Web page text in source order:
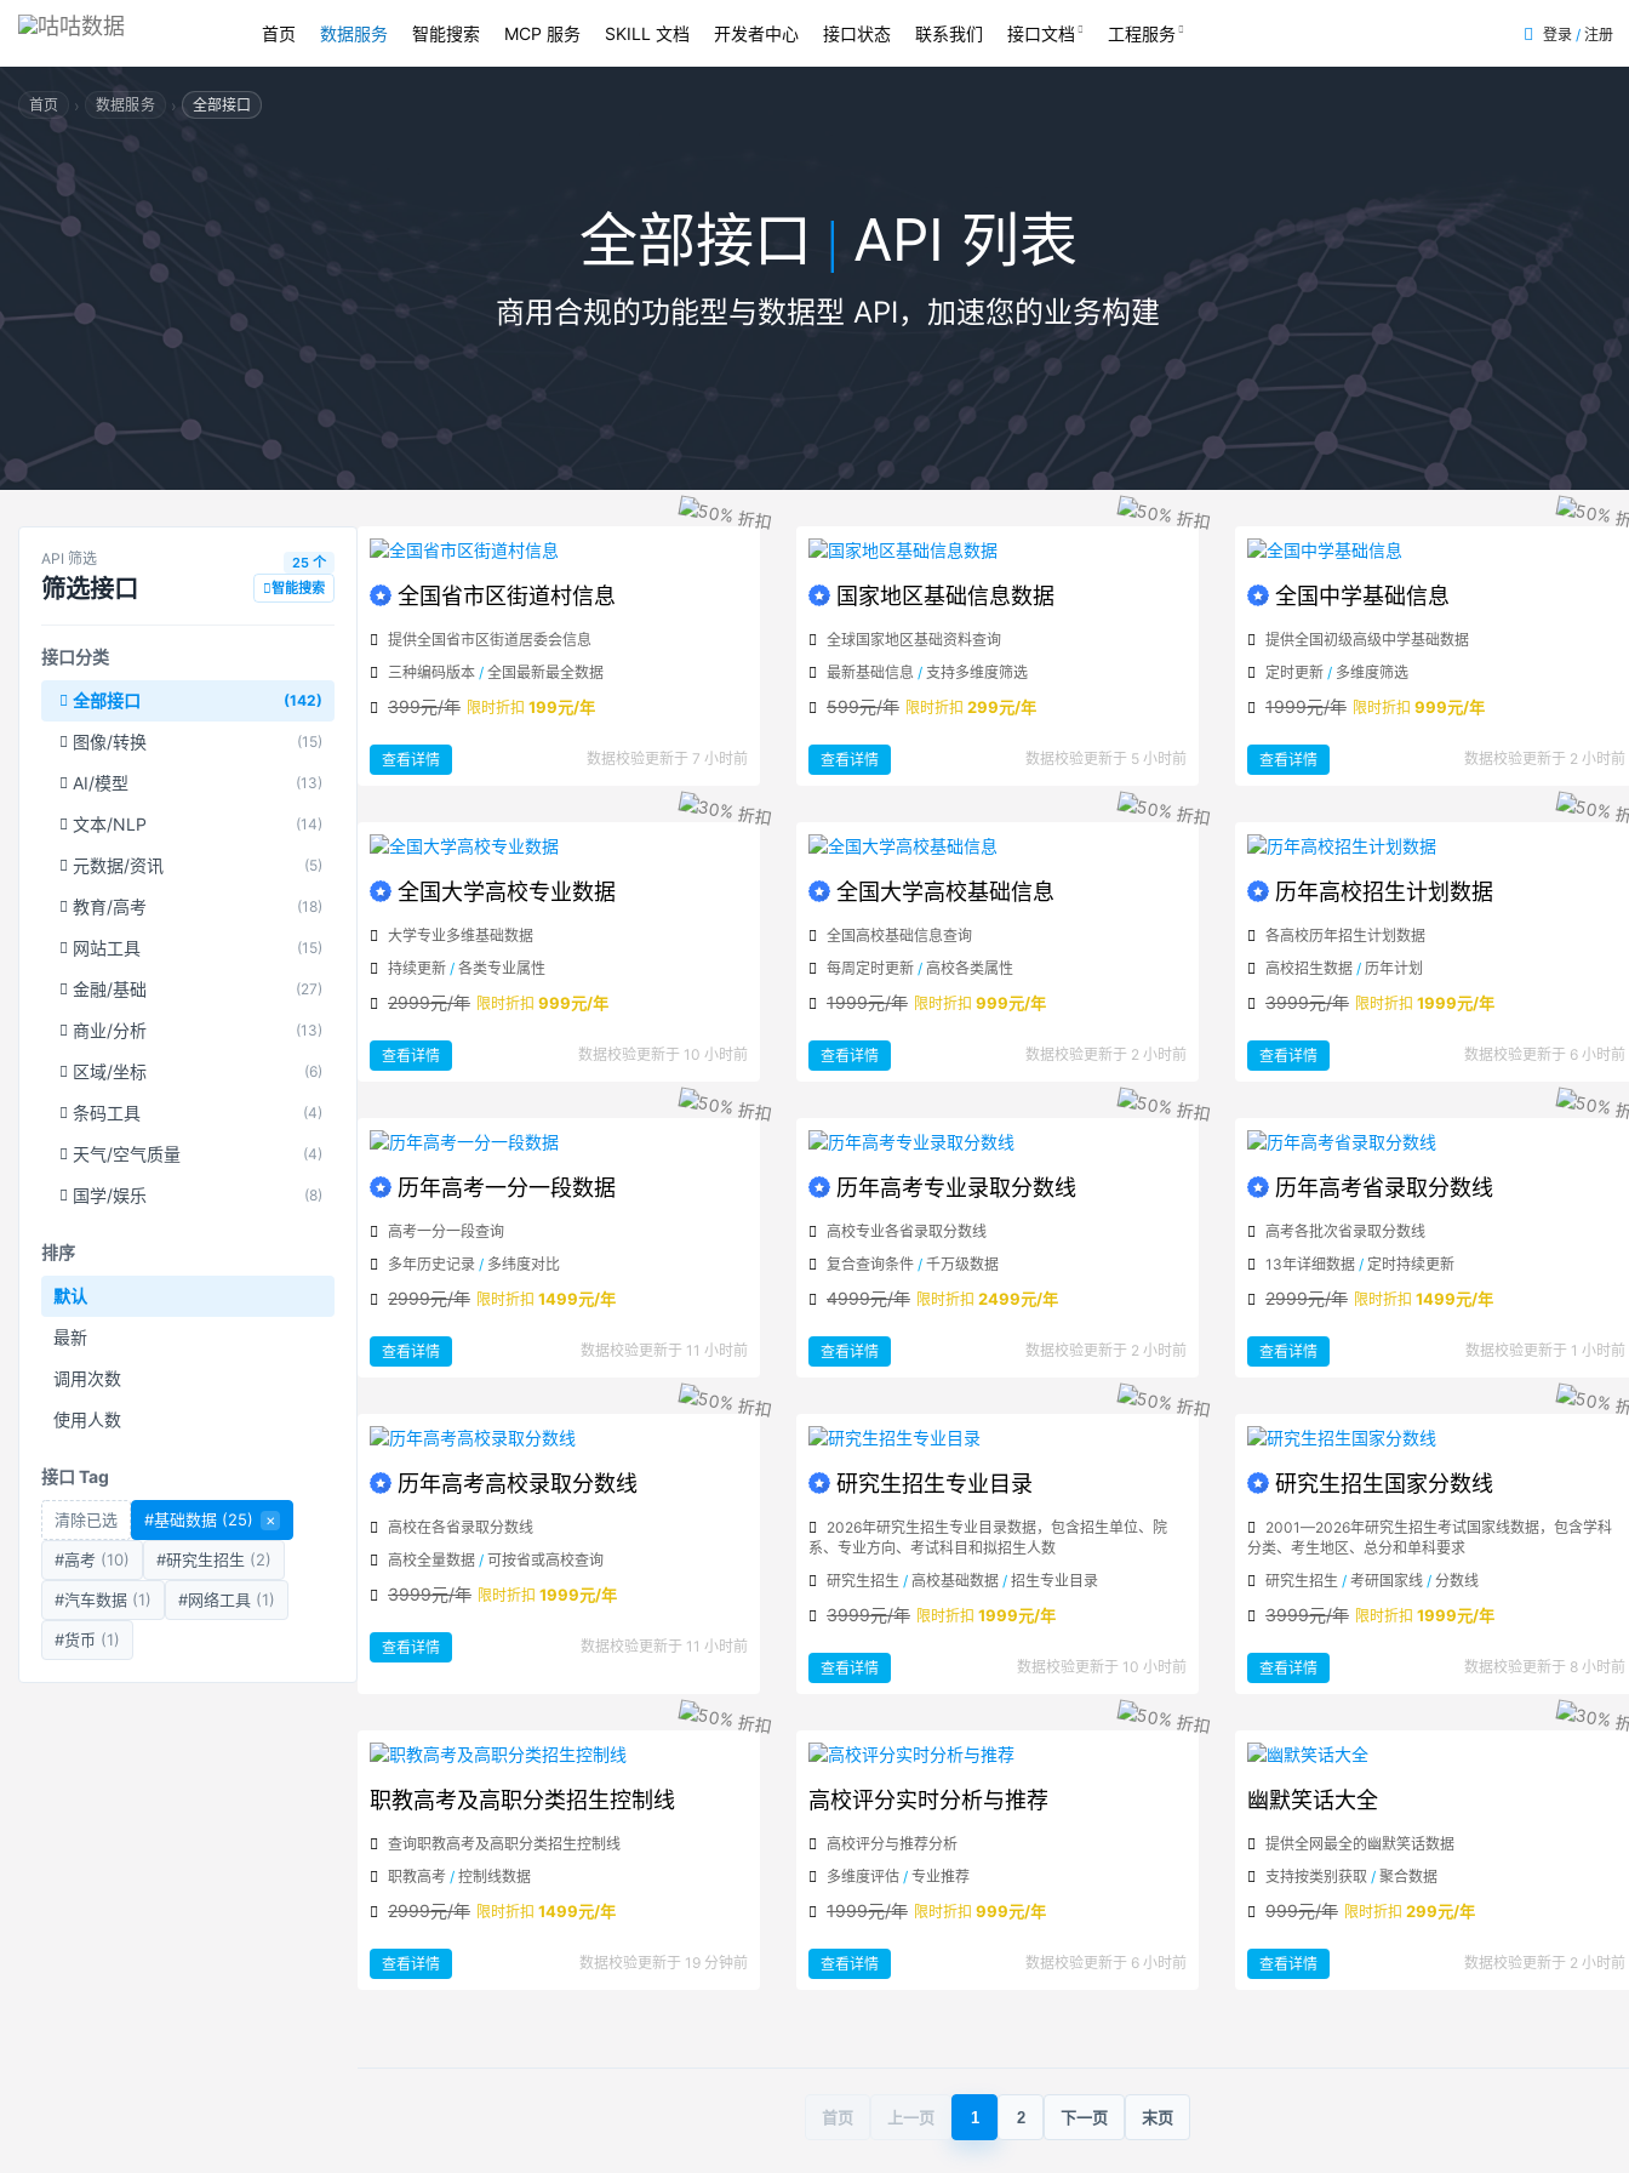
首页 数据服务 智能搜索 MCP 服务 SKILL 文档 开发者中心 接口状态 联系我们 接口文档 工程服务 登录 / 注册
首页 › 数据服务 › 全部接口
全部接口 | API 列表
商用合规的功能型与数据型 API，加速您的业务构建
API 筛选
筛选接口
25 个
智能搜索
接口分类
全部接口 (142)
图像/转换 (15)
AI/模型 (13)
文本/NLP (14)
元数据/资讯 (5)
教育/高考 (18)
网站工具 (15)
金融/基础 (27)
商业/分析 (13)
区域/坐标 (6)
条码工具 (4)
天气/空气质量 (4)
国学/娱乐 (8)
排序
默认
最新
调用次数
使用人数
接口 Tag
清除已选 #基础数据 (25) ×
#高考 (10) #研究生招生 (2)
#汽车数据 (1) #网络工具 (1)
#货币 (1)
全国省市区街道村信息
提供全国省市区街道居委会信息
三种编码版本 / 全国最新最全数据
399元/年 限时折扣 199元/年
查看详情
全
道
村
息
数据校验更新于 7 小时前
国家地区基础信息数据
全球国家地区基础资料查询
最新基础信息 / 支持多维度筛选
599元/年 限时折扣 299元/年
查看详情
国
信
息
据
数据校验更新于 5 小时前
全国中学基础信息
提供全国初级高级中学基础数据
定时更新 / 多维度筛选
1999元/年 限时折扣 999元/年
查看详情
全
信
息
数据校验更新于 2 小时前
全国大学高校专业数据
大学专业多维基础数据
持续更新 / 各类专业属性
2999元/年 限时折扣 999元/年
查看详情
全
专
业
据
数据校验更新于 10 小时前
全国大学高校基础信息
全国高校基础信息查询
每周定时更新 / 高校各类属性
1999元/年 限时折扣 999元/年
查看详情
全
基
础
息
数据校验更新于 2 小时前
历年高校招生计划数据
各高校历年招生计划数据
高校招生数据 / 历年计划
3999元/年 限时折扣 1999元/年
查看详情
历
计
划
据
数据校验更新于 6 小时前
历年高考一分一段数据
高考一分一段查询
多年历史记录 / 多纬度对比
2999元/年 限时折扣 1499元/年
查看详情
历
一
段
据
数据校验更新于 11 小时前
历年高考专业录取分数线
高校专业各省录取分数线
复合查询条件 / 千万级数据
4999元/年 限时折扣 2499元/年
查看详情
历
录
取
数
线
数据校验更新于 2 小时前
历年高考省录取分数线
高考各批次省录取分数线
13年详细数据 / 定时持续更新
2999元/年 限时折扣 1499元/年
查看详情
历
取
分
线
数据校验更新于 1 小时前
历年高考高校录取分数线
高校在各省录取分数线
高校全量数据 / 可按省或高校查询
3999元/年 限时折扣 1999元/年
查看详情
历
分
数
数据校验更新于 11 小时前
研究生招生专业目录
2026年研究生招生专业目录数据，包含招生单位、院
系、专业方向、考试科目和拟招生人数
研究生招生 / 高校基础数据 / 招生专业目录
3999元/年 限时折扣 1999元/年
查看详情
研
业
目
数据校验更新于 10 小时前
研究生招生国家分数线
2001—2026年研究生招生考试国家线数据，包含学科
分类、考生地区、总分和单科要求
研究生招生 / 考研国家线 / 分数线
3999元/年 限时折扣 1999元/年
查看详情
研
家
分
线
数据校验更新于 8 小时前
职教高考及高职分类招生控制线
查询职教高考及高职分类招生控制线
职教高考 / 控制线数据
2999元/年 限时折扣 1499元/年
查看详情
职
数据校验更新于 19 分钟前
高校评分实时分析与推荐
高校评分与推荐分析
多维度评估 / 专业推荐
1999元/年 限时折扣 999元/年
查看详情
高
数据校验更新于 6 小时前
幽默笑话大全
提供全网最全的幽默笑话数据
支持按类别获取 / 聚合数据
999元/年 限时折扣 299元/年
查看详情
幽
数据校验更新于 2 小时前
首页 上一页 1 2 下一页 末页